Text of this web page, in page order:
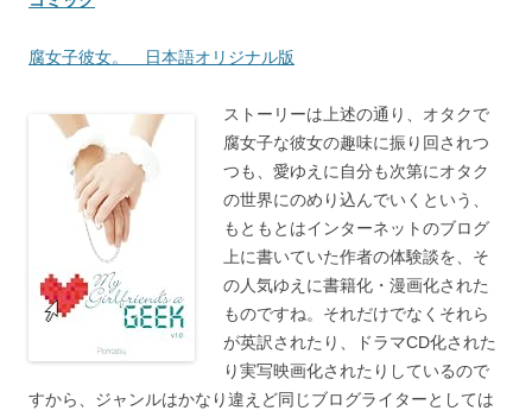
腐女子彼女。 日本語オリジナル版
ストーリーは上述の通り、オタクで
腐女子な彼女の趣味に振り回されつ
つも、愛ゆえに自分も次第にオタク
の世界にのめり込んでいくという、
もともとはインターネットのブログ
上に書いていた作者の体験談を、そ
の人気ゆえに書籍化・漫画化された
ものですね。それだけでなくそれら
が英訳されたり、ドラマCD化された
り実写映画化されたりしているので
すから、ジャンルはかなり違えど同じブログライターとしては